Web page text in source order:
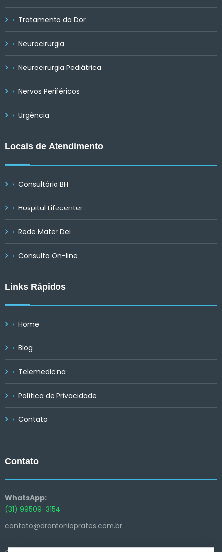
Tratamento da Dor
Neurocirurgia
Neurocirurgia Pediátrica
Nervos Periféricos
Urgência
Locais de Atendimento
Consultório BH
Hospital Lifecenter
Rede Mater Dei
Consulta On-line
Links Rápidos
Home
Blog
Telemedicina
Política de Privacidade
Contato
Contato
WhatsApp:
(31) 99509-3154
contato@drantonioprates.com.br